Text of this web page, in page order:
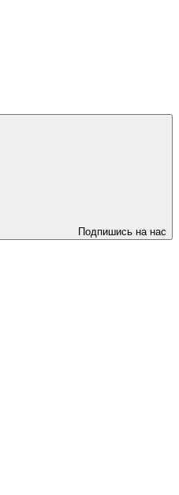
Подпишись на нас